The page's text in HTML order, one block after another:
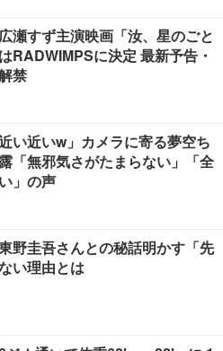
瀬すず主演映画「汝、星のごと
RADWIMPSに決定 最新予告・
禁
い近いw」カメラに寄る夢空ち
「無邪気さがたまらない」「全
」の声
野圭吾さんとの秘話明かす「先
い理由とは